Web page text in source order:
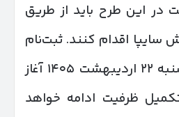
در این طرح باید از طریق
سایپا اقدام کنند. ثبت‌نام
از ساعت ۱۲ روز سه‌شنبه ۲۲ اردیبهشت ۱۴۰۵ آغاز
ظرفیت ادامه خواهد